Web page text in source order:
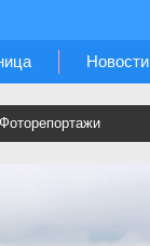
Новости
Фоторепортажи